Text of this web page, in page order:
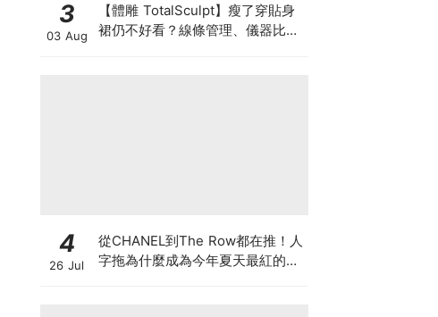
3
03 Aug
【體雕 TotalSculpt】瘦了穿貼身
裙仍不好看？線條管理、儀器比較
4
26 Jul
從CHANEL到The Row都在推！人
字拖為什麼成為今年夏天最紅的